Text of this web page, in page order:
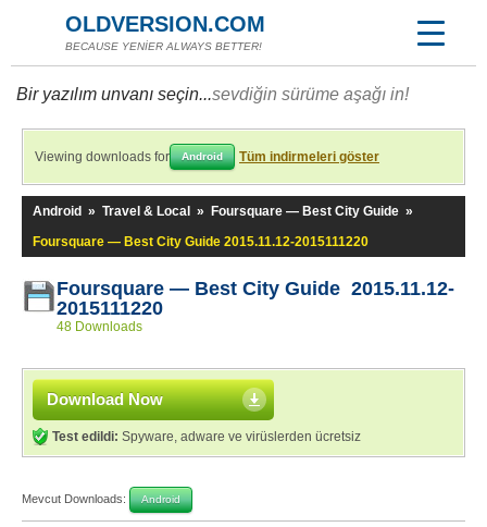
OLDVERSION.COM
BECAUSE YENİER ALWAYS BETTER!
Bir yazılım unvanı seçin...sevdiğin sürüme aşağı in!
Viewing downloads for Android Tüm indirmeleri göster
Android » Travel & Local » Foursquare — Best City Guide »
Foursquare — Best City Guide 2015.11.12-2015111220
Foursquare — Best City Guide 2015.11.12-
2015111220
48 Downloads
Download Now
Test edildi: Spyware, adware ve virüslerden ücretsiz
Mevcut Downloads: Android